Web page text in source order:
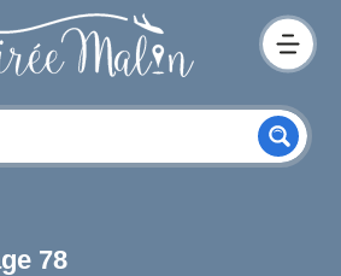
78